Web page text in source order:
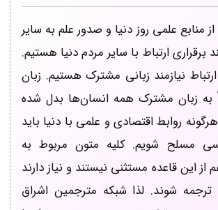
منابع علمی روز دنیا و صدور علم به سایر
برقراری ارتباط با سایر مردم دنیا هستیم.
نیازمند زبانی مشترک هستیم. زبان
به زبان مشترک همه انسان‌ها بدل شده
روابط اقتصادی و علمی با دنیا باید
مسلح شویم. کلیه متون مربوط به
این قاعده مستثنی نیستند و نیاز دارند
ترجمه شوند. لذا شبکه مترجمین اشراق